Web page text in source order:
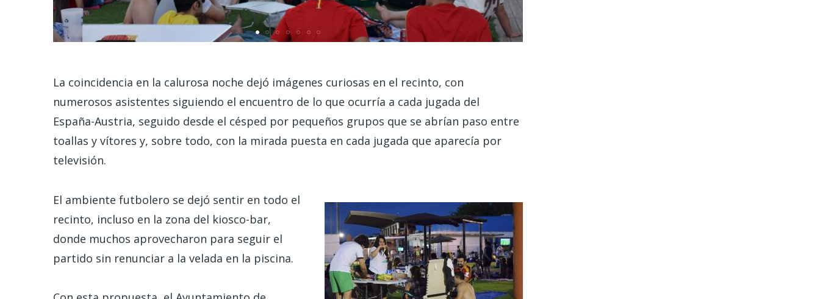
La coincidencia en la calurosa noche dejó imágenes curiosas en el recinto, con
numerosos asistentes siguiendo el encuentro de lo que ocurría a cada jugada del
España-Austria, seguido desde el césped por pequeños grupos que se abrían paso entre
toallas y vítores y, sobre todo, con la mirada puesta en cada jugada que aparecía por
televisión.
El ambiente futbolero se dejó sentir en todo el
recinto, incluso en la zona del kiosco-bar,
donde muchos aprovecharon para seguir el
partido sin renunciar a la velada en la piscina.